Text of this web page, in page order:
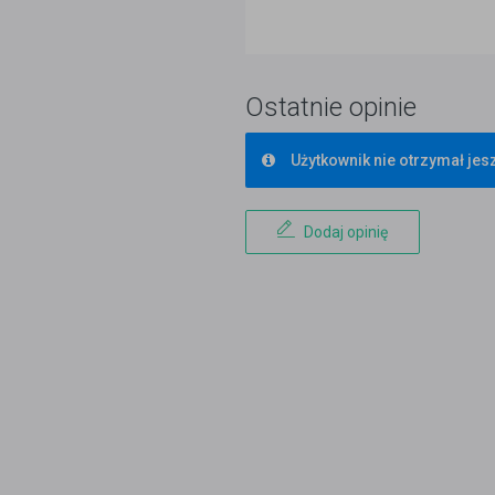
Ostatnie opinie
Użytkownik nie otrzymał
Dodaj opinię